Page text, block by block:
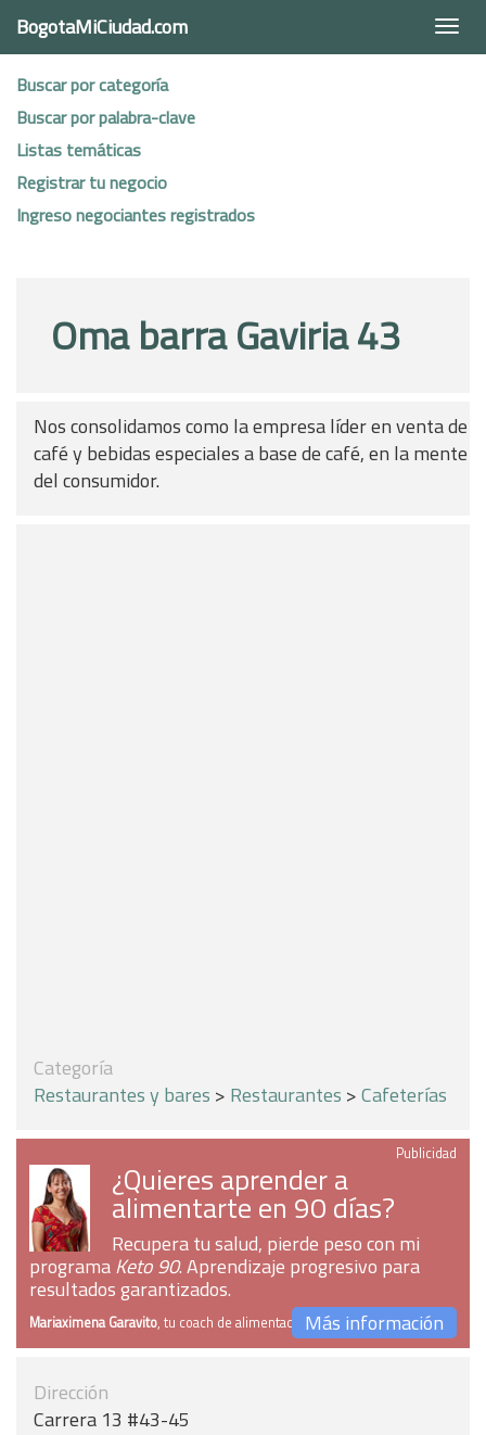
BogotaMiCiudad.com
Buscar por categoría
Buscar por palabra-clave
Listas temáticas
Registrar tu negocio
Ingreso negociantes registrados
Oma barra Gaviria 43
Nos consolidamos como la empresa líder en venta de
café y bebidas especiales a base de café, en la mente
del consumidor.
Categoría
Restaurantes y bares > Restaurantes >Cafeterías
Publicidad
¿Quieres aprender a
alimentarte en 90 días?
Recupera tu salud, pierde peso con mi
programaKeto 90. Aprendizaje progresivo para
resultados garantizados.
Mariaximena Garavito, tu coach de alimentaciónMás información
Dirección
Carrera 13 #43-45